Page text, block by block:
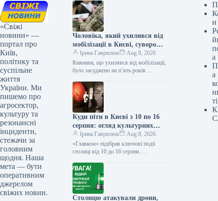
«Свіжі
новини» —
портал про
Київ,
політику та
суспільне
життя
України. Ми
пишемо про
агросектор,
культуру та
резонансні
інциденти,
стежачи за
головним
щодня. Наша
мета — бути
оперативним
джерелом
свіжих новин.
Чоловіка, який ухилився від
мобілізації в Києві, суворо
покарали.
Ірина Гаврилюк
Aug 8, 2026
Киянина, що ухилявся від мобілізації,
було засуджено на п’ять років
засуджено до п’яти років позбавлення
волі…
Куди піти в Києві з 10 по 16
серпня: огляд культурних
заходів
Ірина Гаврилюк
Aug 8, 2026
«Главком» підібрав ключові події
столиці від 10 до 16 серпня.
у столиці заплановано…
Столицю атакували дрони,
и
а
а
ті